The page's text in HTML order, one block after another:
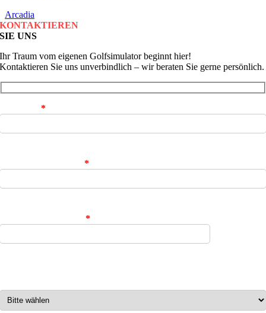
Arcadia
KONTAKTIEREN
SIE UNS
Ihr Traum vom eigenen Golfsimulator beginnt hier!
Kontaktieren Sie uns unverbindlich – wir beraten Sie gerne persönlich.
Ihr Name*
Ihre E-Mail-Adresse*
Ihre Telefonnummer*